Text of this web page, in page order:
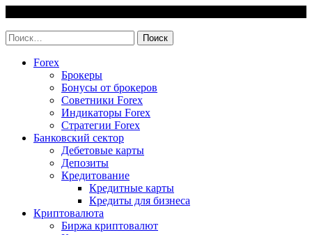
content
Найти:
Forex
Брокеры
Бонусы от брокеров
Советники Forex
Индикаторы Forex
Стратегии Forex
Банковский сектор
Дебетовые карты
Депозиты
Кредитование
Кредитные карты
Кредиты для бизнеса
Криптовалюта
Биржа криптовалют